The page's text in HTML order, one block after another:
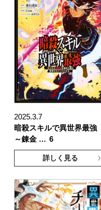
2025.3.7
暗殺スキルで異世界最強
～錬金 … 6
詳しく見る